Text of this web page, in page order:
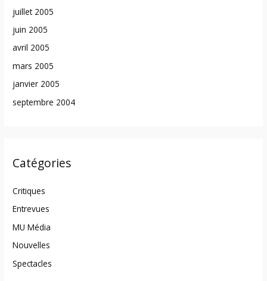
juillet 2005
juin 2005
avril 2005
mars 2005
janvier 2005
septembre 2004
Catégories
Critiques
Entrevues
MU Média
Nouvelles
Spectacles